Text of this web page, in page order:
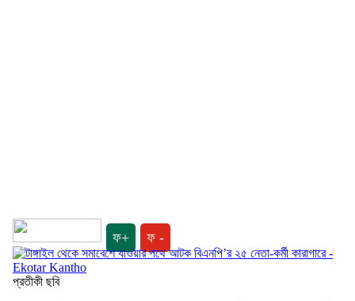
ফ+ ফ -
প্রতীকী ছবি